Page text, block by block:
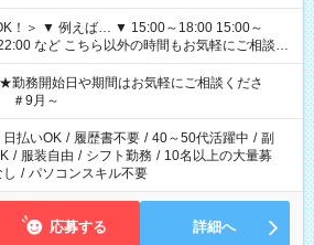
18:00 15:00～
間もお気軽にご相談く
務開始日や期間はお気軽にご相談くださ
＃9月～
日払いOK / 履歴書不要 / 40～50代活躍中 / 副
/ 服装自由 / シフト勤務 / 10名以上の大量募
/ パソコンスキル不要
応募する 詳細へ